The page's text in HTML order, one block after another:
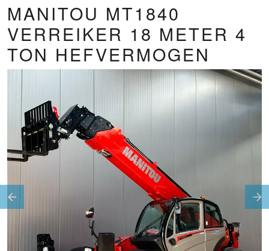
MANITOU MT1840
VERREIKER 18 METER 4
TON HEFVERMOGEN
Previous